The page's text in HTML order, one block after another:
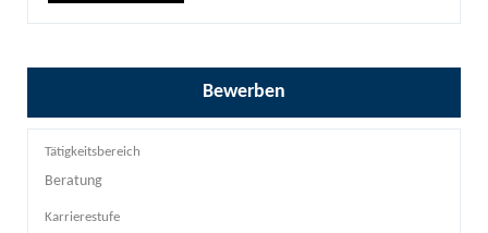
Bewerben
Tätigkeitsbereich
Beratung
Karrierestufe